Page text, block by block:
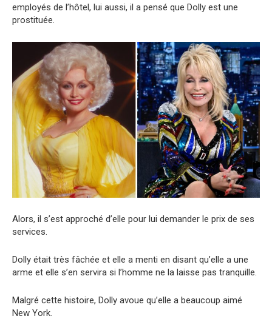
employés de l’hôtel, lui aussi, il a pensé que Dolly est une
prostituée.
Alors, il s’est approché d’elle pour lui demander le prix de ses
services.
Dolly était très fâchée et elle a menti en disant qu’elle a une
arme et elle s’en servira si l’homme ne la laisse pas tranquille.
Malgré cette histoire, Dolly avoue qu’elle a beaucoup aimé
New York.